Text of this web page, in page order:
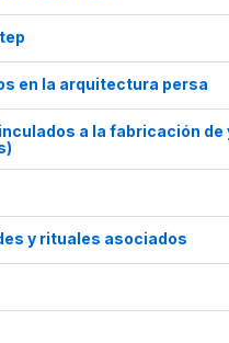
en la arquitectura persa
a la fabricación
y rituales asociados